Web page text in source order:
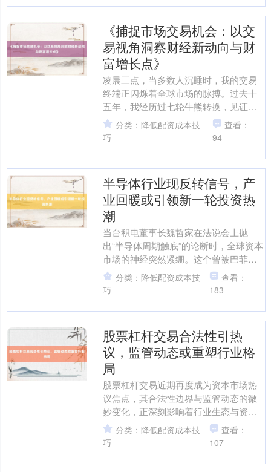
《捕捉市场交易机会：以交
易视角洞察财经新动向与财
富增长点》
凌晨三点，当多数人沉睡时，我的交易
终端正闪烁着全球市场的脉搏。过去十
五年，我经历过七轮牛熊转换，见证过
杠杆资金在政策利空下集体踩踏，也目
睹过量化模型在流动性枯竭....
分类：降低配资成本技
巧
查看：
94
半导体行业现反转信号，产
业回暖或引领新一轮投资热
潮
当台积电董事长魏哲家在法说会上抛
出“半导体周期触底”的论断时，全球资本
市场的神经突然紧绷。这个曾被巴菲特
称为“数字时代石油”的硬科技赛道，在经
历两年寒冬后，正透....
分类：降低配资成本技
巧
查看：
183
股票杠杆交易合法性引热
议，监管动态或重塑行业格
局
股票杠杆交易近期再度成为资本市场热
议焦点，其合法性边界与监管动态的微
妙变化，正深刻影响着行业生态与资金
行为。从融资融券到股票配资，从结构
化产品到衍生品工具，杠杆....
分类：降低配资成本技
巧
查看：
107